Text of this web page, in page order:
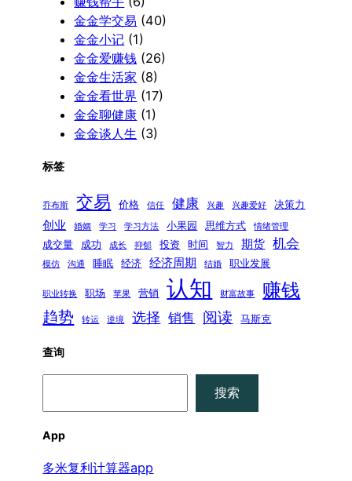
金金学交易 (40)
金金小记 (1)
金金爱赚钱 (26)
金金生活家 (8)
金金看世界 (17)
金金聊健康 (1)
金金谈人生 (3)
标签
乔布斯 交易 价格 信任 健康 兴趣 兴趣爱好 决策力
创业 婚姻 学习 学习方法 小果园 思维方式 情绪管理
成交量 成功 成长 抑郁 投资 时间 智力 期货 机会
模仿 沟通 睡眠 经济 经济周期 结婚 职业发展
职业转换 职场 苹果 营销 认知 财富故事 赚钱
趋势 转运 逆境 选择 销售 阅读 马斯克
查询
搜索
App
多米复利计算器app